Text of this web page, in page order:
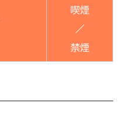
喫煙
／
禁煙